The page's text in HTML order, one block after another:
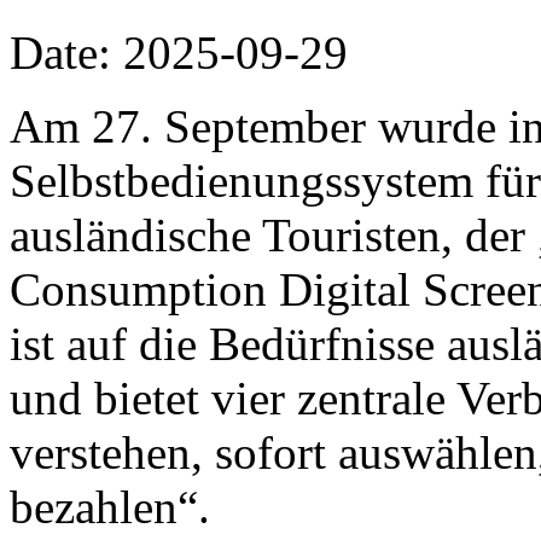
Date: 2025-09-29
Am 27. September wurde
Selbstbedienungssystem
ausländische Touristen,
Consumption Digital
ist auf die Bedürfnisse
und bietet vier zentrale
verstehen, sofort
bezahlen“.